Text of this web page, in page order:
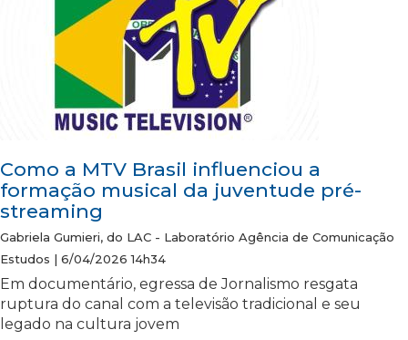
Como a MTV Brasil influenciou a
formação musical da juventude pré-
streaming
Gabriela Gumieri, do LAC - Laboratório Agência de Comunicação
Estudos | 6/04/2026 14h34
Em documentário, egressa de Jornalismo resgata
ruptura do canal com a televisão tradicional e seu
legado na cultura jovem